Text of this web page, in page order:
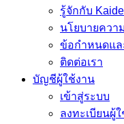
รู้จักกับ
นโยบายควา
ข้อกำหนดแล
ติดต่อเรา
บัญชีผู้ใช้งาน
เข้าสู่ระบบ
ลงทะเบียนผู้